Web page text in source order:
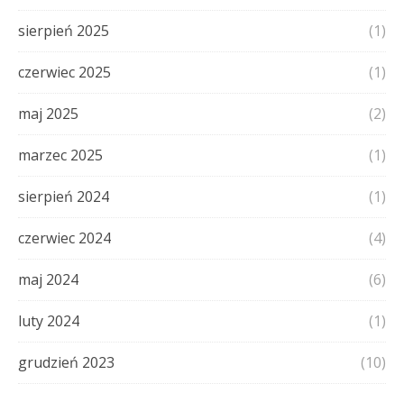
sierpień 2025 (1)
czerwiec 2025 (1)
maj 2025 (2)
marzec 2025 (1)
sierpień 2024 (1)
czerwiec 2024 (4)
maj 2024 (6)
luty 2024 (1)
grudzień 2023 (10)